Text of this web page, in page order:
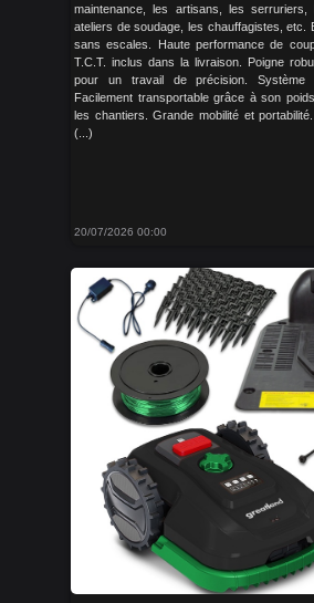
maintenance, les artisans, les serruriers,
ateliers de soudage, les chauffagistes, etc.
sans escales. Haute performance de
T.C.T. inclus dans la livraison. Poigne
pour un travail de précision. Système
Facilement transportable grâce à son
les chantiers. Grande mobilité et
(...)
20/07/2026 00:00